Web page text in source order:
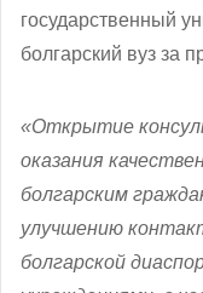
государственный
болгарский вуз за
«Открытие
оказания
болгарским
улучшению
болгарской